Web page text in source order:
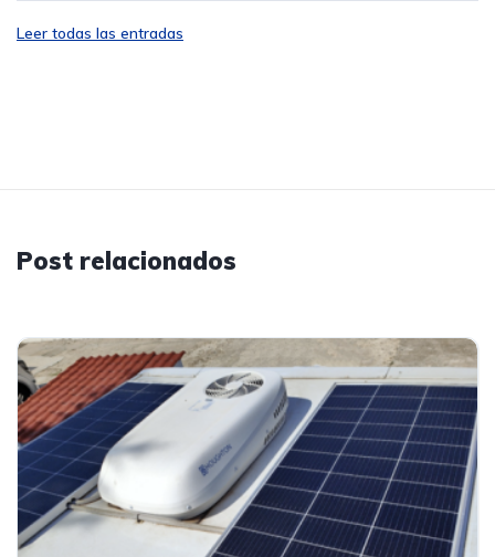
Leer todas las entradas
Post relacionados